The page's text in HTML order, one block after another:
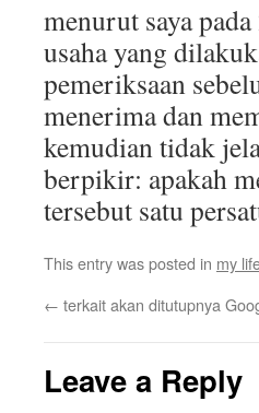
menurut saya
usaha yang
pemeriksaan
menerima dan
kemudian tidak
berpikir: apakah
tersebut satu
This entry was posted in my
← terkait akan ditutupnya
Leave a Reply